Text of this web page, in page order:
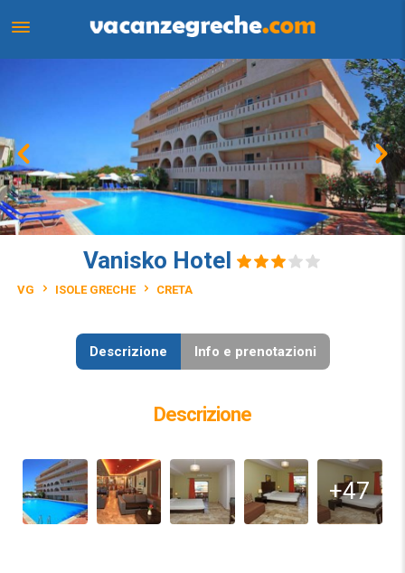
Vanisko Hotel
VG ISOLE GRECHE CRETA
Descrizione Info e prenotazioni
Descrizione
+47